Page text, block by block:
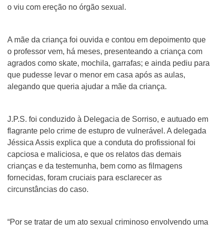
o viu com ereção no órgão sexual.
A mãe da criança foi ouvida e contou em depoimento que
o professor vem, há meses, presenteando a criança com
agrados como skate, mochila, garrafas; e ainda pediu para
que pudesse levar o menor em casa após as aulas,
alegando que queria ajudar a mãe da criança.
J.P.S. foi conduzido à Delegacia de Sorriso, e autuado em
flagrante pelo crime de estupro de vulnerável. A delegada
Jéssica Assis explica que a conduta do profissional foi
capciosa e maliciosa, e que os relatos das demais
crianças e da testemunha, bem como as filmagens
fornecidas, foram cruciais para esclarecer as
circunstâncias do caso.
“Por se tratar de um ato sexual criminoso envolvendo uma